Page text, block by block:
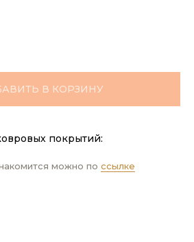
В КОРЗИНУ
покрытий:
можно по ссылке